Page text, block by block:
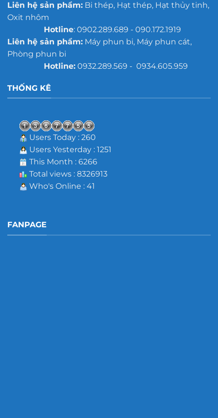
Liên hệ sản phẩm:Bi thép, Hạt thép, Hạt thủy tinh,
Oxit nhôm
Hotline: 0902.289.689 - 090.172.1919
Liên hệ sản phẩm:Máy phun bi, Máy phun cát,
Phòng phun bi
Hotline:0932.289.569 - 0934.605.959
THỐNG KÊ
Users Today : 260
Users Yesterday : 1251
This Month : 6266
Total views : 8326913
Who's Online : 41
FANPAGE